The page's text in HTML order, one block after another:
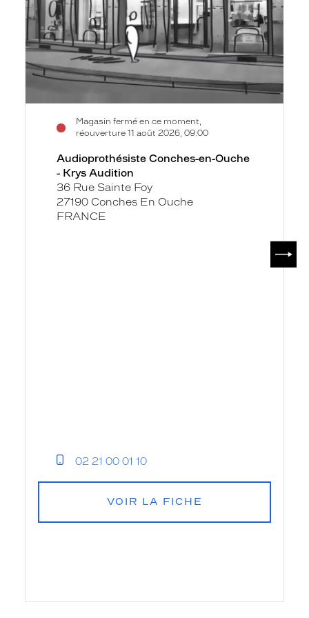
-
Krys
Audition
Magasin fermé en ce moment,
réouverture 11 août 2026, 09:00
Audioprothésiste Conches-en-Ouche
- Krys Audition
36 Rue Sainte Foy
27190 Conches En Ouche
FRANCE
02 21 00 01 10
VOIR LA FICHE